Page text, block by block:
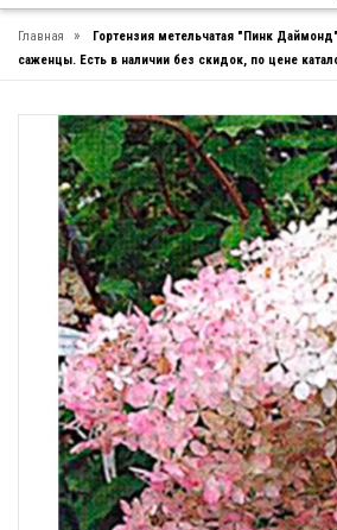
Главная »
Гортензия метельчатая "Пинк
саженцы. Есть в наличии без скидок, по цене